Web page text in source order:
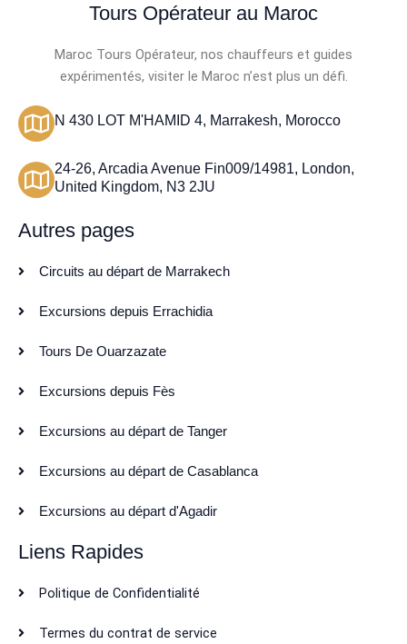
Tours Opérateur au Maroc
Maroc Tours Opérateur, nos chauffeurs et guides
expérimentés, visiter le Maroc n’est plus un défi.
N 430 LOT M'HAMID 4, Marrakesh, Morocco
24-26, Arcadia Avenue Fin009/14981, London,
United Kingdom, N3 2JU
Autres pages
Circuits au départ de Marrakech
Excursions depuis Errachidia
Tours De Ouarzazate
Excursions depuis Fès
Excursions au départ de Tanger
Excursions au départ de Casablanca
Excursions au départ d'Agadir
Liens Rapides
Politique de Confidentialité
Termes du contrat de service